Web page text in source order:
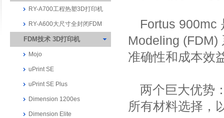
RY-A700工程热塑3D打印机
RY-A600大尺寸全封闭FDM
FDM技术 3D打印机
Mojo
uPrint SE
uPrint SE Plus
Dimension 1200es
Dimension Elite
Fortus 900mc
Modeling (FDM)
准确性和成本效
两个巨大优势
所有材料选择，